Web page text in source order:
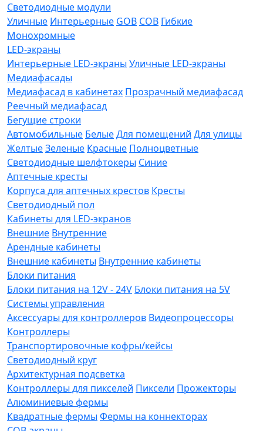
Светодиодные модули
Уличные Интерьерные GOB COB Гибкие
Монохромные
LED-экраны
Интерьерные LED-экраны Уличные LED-экраны
Медиафасады
Медиафасад в кабинетах Прозрачный медиафасад
Реечный медиафасад
Бегущие строки
Автомобильные БелыеДля помещений Для улицы
ЖелтыеЗеленые Красные Полноцветные
Светодиодные шелфтокеры Синие
Аптечные кресты
Корпуса для аптечных крестов Кресты
Светодиодный пол
Кабинеты для LED-экранов
Внешние Внутренние
Арендные кабинеты
Внешние кабинеты Внутренние кабинеты
Блоки питания
Блоки питания на 12V - 24V Блоки питания на 5V
Системы управления
Аксессуары для контроллеров Видеопроцессоры
Контроллеры
Транспортировочные кофры/кейсы
Светодиодный круг
Архитектурная подсветка
Контроллеры для пикселей Пиксели Прожекторы
Алюминиевые фермы
Квадратные фермы Фермы на коннекторах